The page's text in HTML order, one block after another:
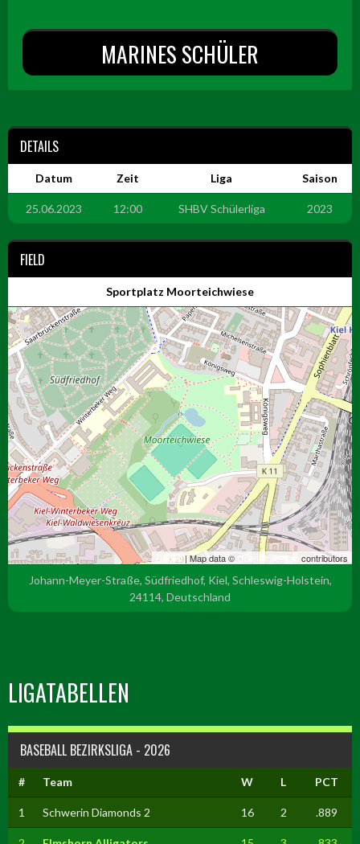
MARINES SCHÜLER
DETAILS
Datum Zeit Liga Saison
25.06.2023 12:00 SHBV Schülerliga 2023
FIELD
Sportplatz Moorteichwiese
Leaflet| Map data © OpenStreetMap contributors
Johann-Meyer-Straße, Südfriedhof, Kiel, Schleswig-Holstein,
24114, Deutschland
LIGATABELLEN
BASEBALL BEZIRKSLIGA - 2026
# Team W L PCT
1 Schwerin Diamonds 2 16 2 .889